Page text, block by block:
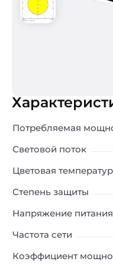
Потребляемая
Световой поток
Цветовая
Степень защиты
Напряжение питания
Частота сети
Коэффициент